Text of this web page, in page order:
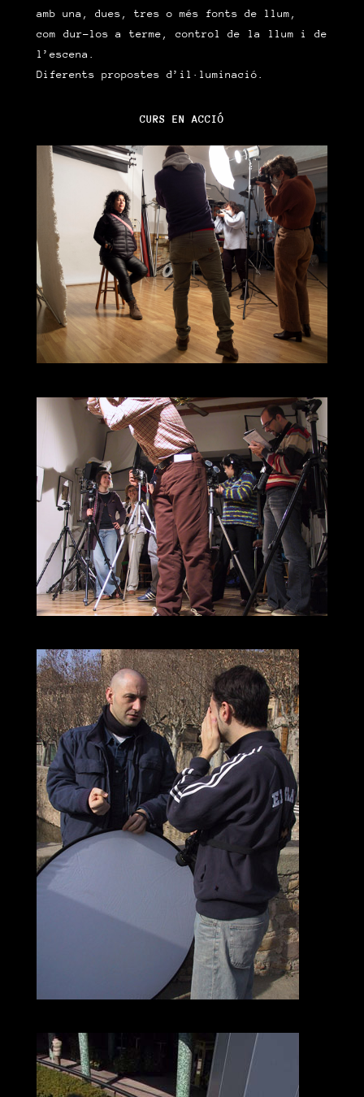
amb una, dues, tres o més fonts de llum,
com dur-los a terme, control de la llum i de
l’escena.
Diferents propostes d’il·luminació.
CURS EN ACCIÓ